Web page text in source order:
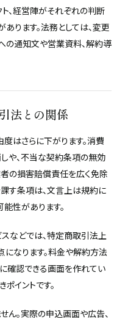
、経営陣がそれぞれの判断
ります。法務としては、変更
の通知文や営業資料、解約導
法との関係
はさらに下がります。消費
や、不当な契約条項の無効
者の損害賠償責任を広く免除
す条項は、文言上は規約に
性があります。
スなどでは、特定商取引法上
なります。料金や解約方法
確認できる画面を作れてい
イントです。
ん。実際の申込画面や広告、